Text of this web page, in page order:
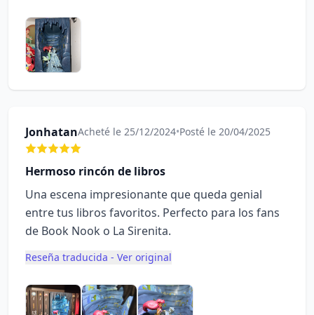
JonhatanAcheté le 25/12/2024•Posté le 20/04/2025
Hermoso rincón de libros
Una escena impresionante que queda genial
entre tus libros favoritos. Perfecto para los fans
de Book Nook o La Sirenita.
Reseña traducida - Ver original